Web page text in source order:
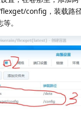
config，装载路
。